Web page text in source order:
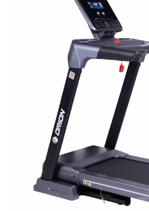
Genti si rucsacuri
Tricouri, pantaloni, bluze
Costume profesionale inot